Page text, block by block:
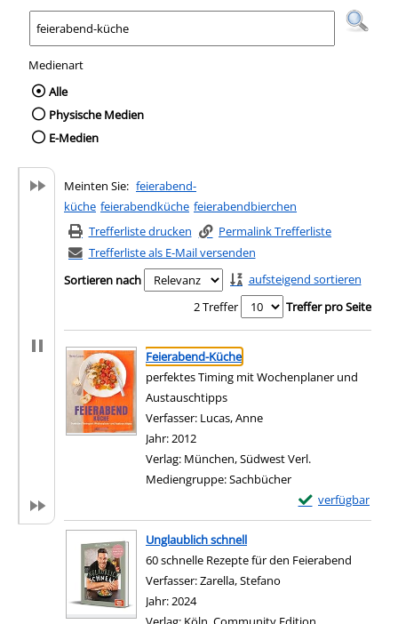
Medienart
Wählen Sie die Medienart nach der Sie
Alle
Physische Medien
E-Medien
Meinten Sie: feierabend-
küche feierabendküche feierabendbierchen
Trefferliste drucken
Permalink Trefferliste
Trefferliste als E-Mail versenden
Sortieren nach
aufsteigend sortieren
2 Treffer
Treffer pro Seite
Suchergebnis
Zu den Suchfiltern springen
Feierabend-Küche
perfektes Timing mit Wochenplaner und
Austauschtipps
Verfasser: Lucas, Anne
Jahr:2012
Verlag: München, Südwest Verl.
Mediengruppe:Sachbücher
verfügbar
Exemplar-Details
Zum Download
Unglaublich schnell
60 schnelle Rezepte für den Feierabend
Verfasser:Zarella, Stefano
Jahr:2024